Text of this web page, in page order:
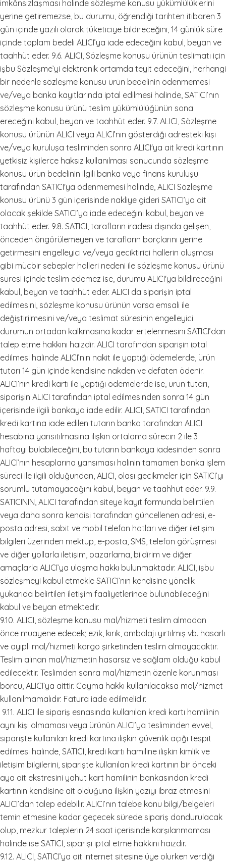
imkânsızlaşması halinde sözleşme konusu yükümlülüklerini
yerine getiremezse, bu durumu, öğrendiği tarihten itibaren 3
gün içinde yazılı olarak tüketiciye bildireceğini, 14 günlük süre
içinde toplam bedeli ALICI’ya iade edeceğini kabul, beyan ve
taahhüt eder. 9.6. ALICI, Sözleşme konusu ürünün teslimatı için
işbu Sözleşme’yi elektronik ortamda teyit edeceğini, herhangi
bir nedenle sözleşme konusu ürün bedelinin ödenmemesi
ve/veya banka kayıtlarında iptal edilmesi halinde, SATICI’nın
sözleşme konusu ürünü teslim yükümlülüğünün sona
ereceğini kabul, beyan ve taahhüt eder. 9.7. ALICI, Sözleşme
konusu ürünün ALICI veya ALICI’nın gösterdiği adresteki kişi
ve/veya kuruluşa tesliminden sonra ALICI'ya ait kredi kartının
yetkisiz kişilerce haksız kullanılması sonucunda sözleşme
konusu ürün bedelinin ilgili banka veya finans kuruluşu
tarafından SATICI'ya ödenmemesi halinde, ALICI Sözleşme
konusu ürünü 3 gün içerisinde nakliye gideri SATICI’ya ait
olacak şekilde SATICI’ya iade edeceğini kabul, beyan ve
taahhüt eder. 9.8. SATICI, tarafların iradesi dışında gelişen,
önceden öngörülemeyen ve tarafların borçlarını yerine
getirmesini engelleyici ve/veya geciktirici hallerin oluşması
gibi mücbir sebepler halleri nedeni ile sözleşme konusu ürünü
süresi içinde teslim edemez ise, durumu ALICI'ya bildireceğini
kabul, beyan ve taahhüt eder. ALICI da siparişin iptal
edilmesini, sözleşme konusu ürünün varsa emsali ile
değiştirilmesini ve/veya teslimat süresinin engelleyici
durumun ortadan kalkmasına kadar ertelenmesini SATICI’dan
talep etme hakkını haizdir. ALICI tarafından siparişin iptal
edilmesi halinde ALICI’nın nakit ile yaptığı ödemelerde, ürün
tutarı 14 gün içinde kendisine nakden ve defaten ödenir.
ALICI’nın kredi kartı ile yaptığı ödemelerde ise, ürün tutarı,
siparişin ALICI tarafından iptal edilmesinden sonra 14 gün
içerisinde ilgili bankaya iade edilir. ALICI, SATICI tarafından
kredi kartına iade edilen tutarın banka tarafından ALICI
hesabına yansıtılmasına ilişkin ortalama sürecin 2 ile 3
haftayı bulabileceğini, bu tutarın bankaya iadesinden sonra
ALICI’nın hesaplarına yansıması halinin tamamen banka işlem
süreci ile ilgili olduğundan, ALICI, olası gecikmeler için SATICI’yı
sorumlu tutamayacağını kabul, beyan ve taahhüt eder. 9.9.
SATICININ, ALICI tarafından siteye kayıt formunda belirtilen
veya daha sonra kendisi tarafından güncellenen adresi, e-
posta adresi, sabit ve mobil telefon hatları ve diğer iletişim
bilgileri üzerinden mektup, e-posta, SMS, telefon görüşmesi
ve diğer yollarla iletişim, pazarlama, bildirim ve diğer
amaçlarla ALICI’ya ulaşma hakkı bulunmaktadır. ALICI, işbu
sözleşmeyi kabul etmekle SATICI’nın kendisine yönelik
yukarıda belirtilen iletişim faaliyetlerinde bulunabileceğini
kabul ve beyan etmektedir.
9.10. ALICI, sözleşme konusu mal/hizmeti teslim almadan
önce muayene edecek; ezik, kırık, ambalajı yırtılmış vb. hasarlı
ve ayıplı mal/hizmeti kargo şirketinden teslim almayacaktır.
Teslim alınan mal/hizmetin hasarsız ve sağlam olduğu kabul
edilecektir. Teslimden sonra mal/hizmetin özenle korunması
borcu, ALICI’ya aittir. Cayma hakkı kullanılacaksa mal/hizmet
kullanılmamalıdır. Fatura iade edilmelidir.
9.11. ALICI ile sipariş esnasında kullanılan kredi kartı hamilinin
aynı kişi olmaması veya ürünün ALICI’ya tesliminden evvel,
siparişte kullanılan kredi kartına ilişkin güvenlik açığı tespit
edilmesi halinde, SATICI, kredi kartı hamiline ilişkin kimlik ve
iletişim bilgilerini, siparişte kullanılan kredi kartının bir önceki
aya ait ekstresini yahut kart hamilinin bankasından kredi
kartının kendisine ait olduğuna ilişkin yazıyı ibraz etmesini
ALICI’dan talep edebilir. ALICI’nın talebe konu bilgi/belgeleri
temin etmesine kadar geçecek sürede sipariş dondurulacak
olup, mezkur taleplerin 24 saat içerisinde karşılanmaması
halinde ise SATICI, siparişi iptal etme hakkını haizdir.
9.12. ALICI, SATICI’ya ait internet sitesine üye olurken verdiği